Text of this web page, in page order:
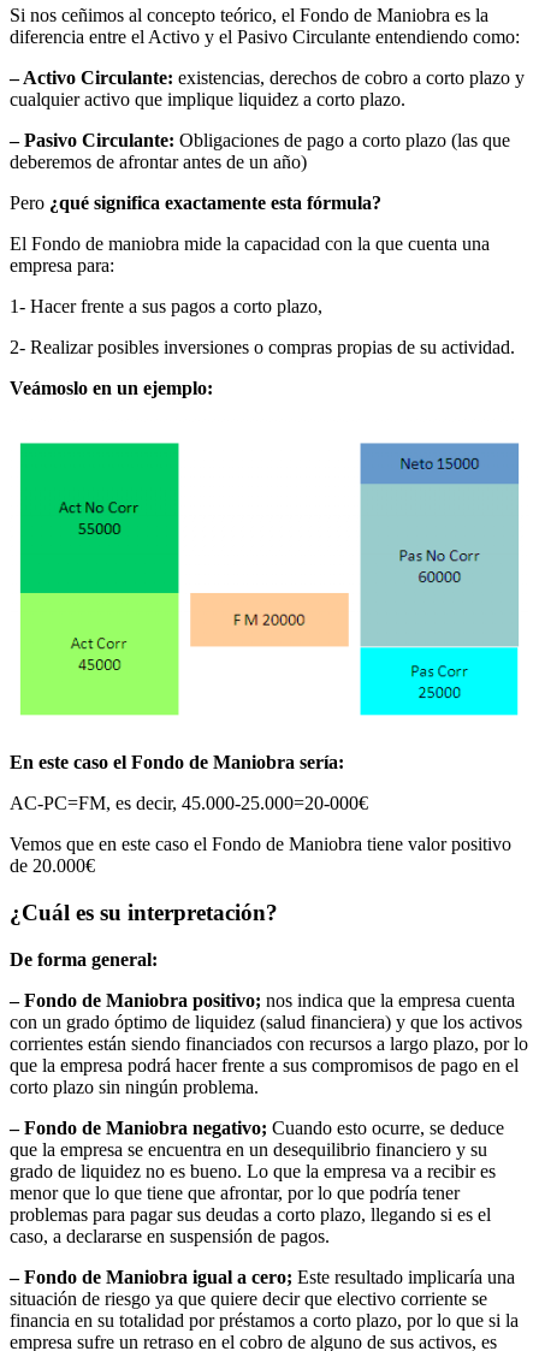
Si nos ceñimos al concepto teórico, el Fondo de Maniobra es la
diferencia entre el Activo y el Pasivo Circulante entendiendo como:
– Activo Circulante: existencias, derechos de cobro a corto plazo y
cualquier activo que implique liquidez a corto plazo.
– Pasivo Circulante: Obligaciones de pago a corto plazo (las que
deberemos de afrontar antes de un año)
Pero ¿qué significa exactamente esta fórmula?
El Fondo de maniobra mide la capacidad con la que cuenta una
empresa para:
1- Hacer frente a sus pagos a corto plazo,
2- Realizar posibles inversiones o compras propias de su actividad.
Veámoslo en un ejemplo:
En este caso el Fondo de Maniobra sería:
AC-PC=FM, es decir, 45.000-25.000=20-000€
Vemos que en este caso el Fondo de Maniobra tiene valor positivo
de 20.000€
¿Cuál es su interpretación?
De forma general:
– Fondo de Maniobra positivo; nos indica que la empresa cuenta
con un grado óptimo de liquidez (salud financiera) y que los activos
corrientes están siendo financiados con recursos a largo plazo, por lo
que la empresa podrá hacer frente a sus compromisos de pago en el
corto plazo sin ningún problema.
– Fondo de Maniobra negativo; Cuando esto ocurre, se deduce
que la empresa se encuentra en un desequilibrio financiero y su
grado de liquidez no es bueno. Lo que la empresa va a recibir es
menor que lo que tiene que afrontar, por lo que podría tener
problemas para pagar sus deudas a corto plazo, llegando si es el
caso, a declararse en suspensión de pagos.
– Fondo de Maniobra igual a cero; Este resultado implicaría una
situación de riesgo ya que quiere decir que electivo corriente se
financia en su totalidad por préstamos a corto plazo, por lo que si la
empresa sufre un retraso en el cobro de alguno de sus activos, es